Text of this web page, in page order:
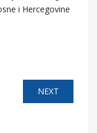
i Hercegovine
NEXT